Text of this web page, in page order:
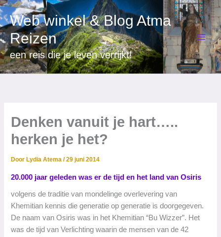
Ga
naar
de
inhoud
Web winkel & Blog Atma
Reizen
een reis die je leven verrijkt!
Denken vanuit je hart…..
herken je het?
Door Lydia Atema/29 juni 2014
20.000 jaar geleden was er de tijd en het land van Osiris
volgens de traditie van mondelinge overlevering van
Khemitian kennis die generatie op generatie is doorgegeven.
De naam van Osiris was in het Khemitian “Bu Wizzer”. Het
was de tijd van Verlichting waarin de mensen van de 42